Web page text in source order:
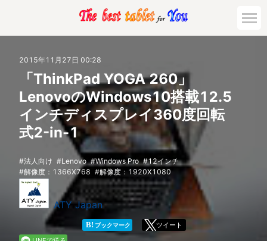
活用対策と事例
主要機種の比較
ゲーミング
法人向け
2015年11月27日 00:28
「ThinkPad YOGA 260」
LenovoのWindows10搭載12.5
インチディスプレイ360度回転
式2-in-1
法人向け Lenovo Windows Pro
12インチ
解像度：1366X768
解像度：1920X1080
ATY Japan
B! ブックマーク
ツイート